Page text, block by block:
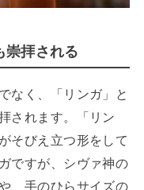
崇拝される
なく、「リンガ」と
されます。「リン
そびえ立つ形をして
ですが、シヴァ神の
、手のひらサイズの